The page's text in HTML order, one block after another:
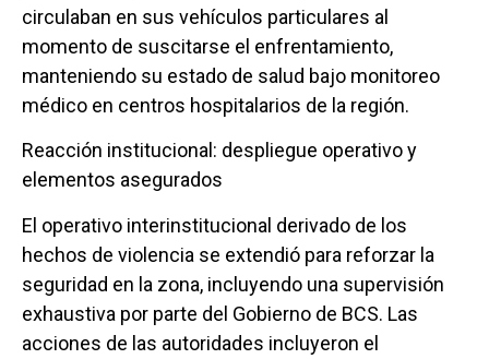
circulaban en sus vehículos particulares al
momento de suscitarse el enfrentamiento,
manteniendo su estado de salud bajo monitoreo
médico en centros hospitalarios de la región.
Reacción institucional: despliegue operativo y
elementos asegurados
El operativo interinstitucional derivado de los
hechos de violencia se extendió para reforzar la
seguridad en la zona, incluyendo una supervisión
exhaustiva por parte del Gobierno de BCS. Las
acciones de las autoridades incluyeron el